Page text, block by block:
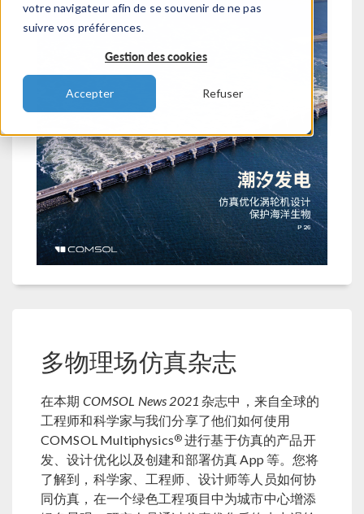
votre navigateur afin de se souvenir de ne pas
suivre vos préférences.
Gestion des cookies
Accepter Refuser
多物理场仿真杂志
在本期 COMSOL News 2021 杂志中，来自全球的
工程师和科学家与我们分享了他们如何使用
COMSOL Multiphysics® 进行基于仿真的产品开
发、设计优化以及创建和部署仿真 App 等。您将
了解到，科学家、工程师、设计师等人员如何协
同仿真，在一个绿色工程项目中为城市中心增添